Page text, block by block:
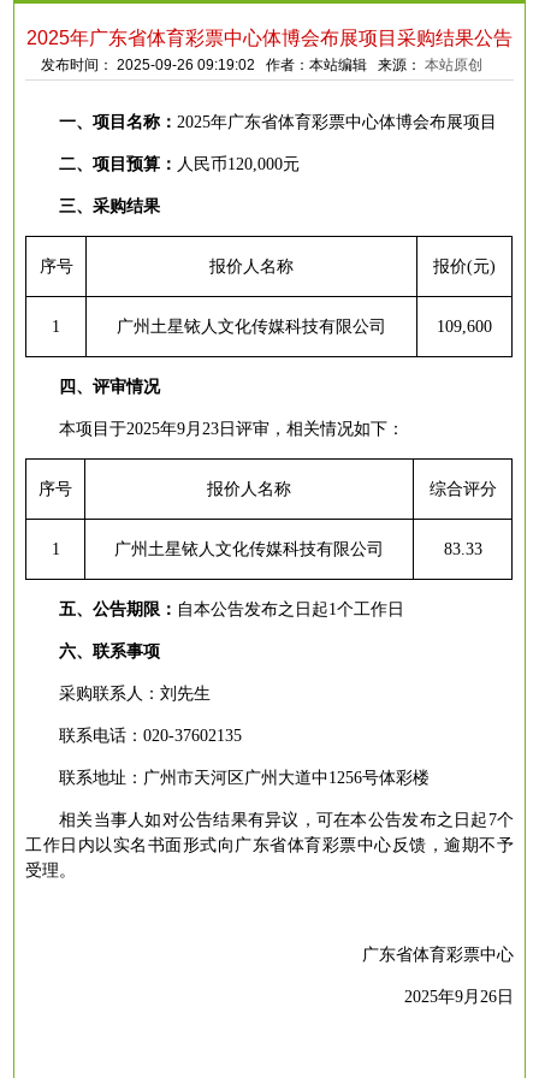
2025年广东省体育彩票中心体博会布展项目采购结果公告
发布时间： 2025-09-26 09:19:02 作者：本站编辑 来源：本站原创
一、项目名称 ：2025年广东省体育彩票中心体博会布展项目
二、项目预算： 人民币120,000元
三、采购结果
序号 报价人名称 报价(元)
1 广州土星铱人文化传媒科技有限公司 109,600
四、评审情况
本项目于2025年9月23日评审 ，相关情况如下：
序号 报价人名称 综合评分
1 广州土星铱人文化传媒科技有限公司 83.33
五、公告期限 ： 自本公告发布之日起1个工作日
六、联系事项
采购联系人：刘先生
联系电话：020-37602135
联系地址：广州市天河区广州大道中1256号体彩楼
相关当事人如对公告结果有异议，可在本公告发布之日起 7个
工作日内以实名书面形式向广东省体育彩票中心反馈，逾期不予
受理。
广东省体育彩票中心
2025年9月 26日